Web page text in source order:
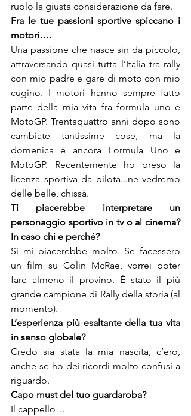
ruolo la giusta considerazione da fare.
Fra le tue passioni sportive spiccano i
motori….
Una passione che nasce sin da piccolo,
attraversando quasi tutta l’Italia tra rally
con mio padre e gare di moto con mio
cugino. I motori hanno sempre fatto
parte della mia vita fra formula uno e
MotoGP. Trentaquattro anni dopo sono
cambiate tantissime cose, ma la
domenica è ancora Formula Uno e
MotoGP. Recentemente ho preso la
licenza sportiva da pilota...ne vedremo
delle belle, chissà.
Ti piacerebbe interpretare un
personaggio sportivo in tv o al cinema?
In caso chi e perché?
Si mi piacerebbe molto. Se facessero
un film su Colin McRae, vorrei poter
fare almeno il provino. È stato il più
grande campione di Rally della storia (al
momento).
L’esperienza più esaltante della tua vita
in senso globale?
Credo sia stata la mia nascita, c’ero,
anche se ho dei ricordi molto confusi a
riguardo.
Capo must del tuo guardaroba?
Il cappello…